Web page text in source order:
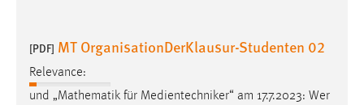
[PDF] MT OrganisationDerKlausur-Studenten 02
Relevance:
und „Mathematik für Medientechniker“ am 17.7.2023: Wer